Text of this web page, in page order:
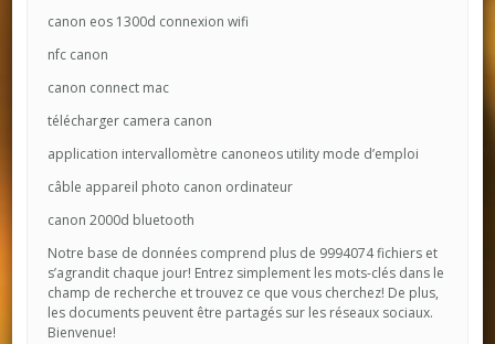
canon eos 1300d connexion wifi
nfc canon
canon connect mac
télécharger camera canon
application intervallomètre canoneos utility mode d’emploi
câble appareil photo canon ordinateur
canon 2000d bluetooth
Notre base de données comprend plus de 9994074 fichiers et
s’agrandit chaque jour! Entrez simplement les mots-clés dans le
champ de recherche et trouvez ce que vous cherchez! De plus,
les documents peuvent être partagés sur les réseaux sociaux.
Bienvenue!